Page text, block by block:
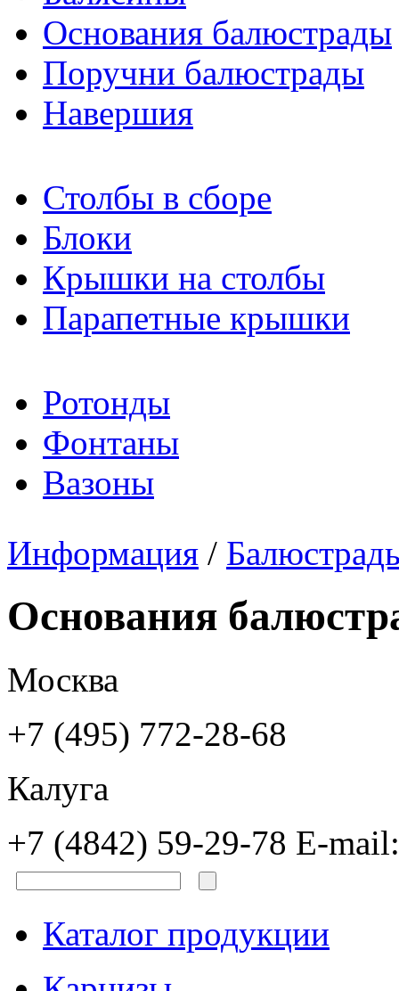
Основания балюстрады
Поручни балюстрады
Навершия
Столбы в сборе
Блоки
Крышки на столбы
Парапетные крышки
Ротонды
Фонтаны
Вазоны
Информация /
Основания
Москва
+7 (495) 772-28-68
Калуга
+7 (4842) 59-29-78 E-
Каталог продукции